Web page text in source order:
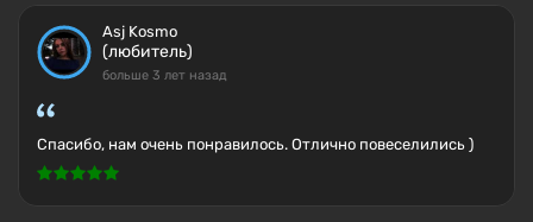
Asj Kosmo
(любитель)
больше 3 лет назад
Спасибо, нам очень понравилось. Отлично повеселились )